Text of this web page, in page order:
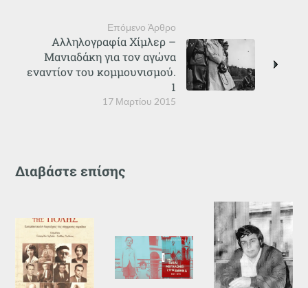
Επόμενο Άρθρο
17 Μαρτίου 2015
Αλληλογραφία Χίμλερ –
Μανιαδάκη για τον αγώνα
εναντίον του κομμουνισμού.
1
Διαβάστε επίσης